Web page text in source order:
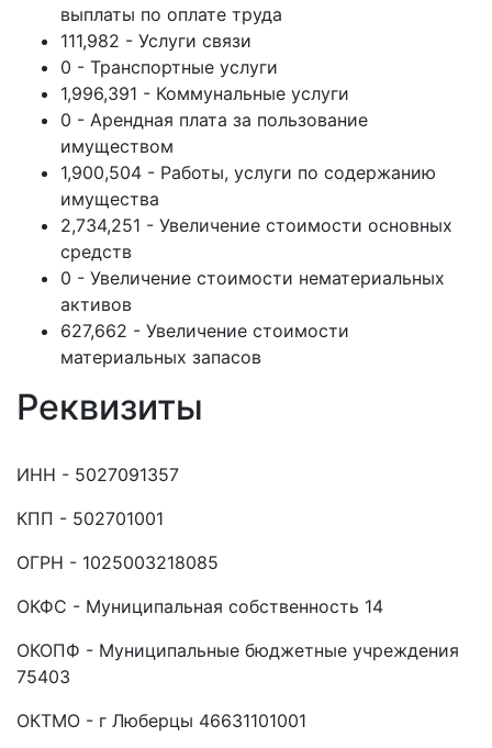
выплаты по оплате труда
111,982 - Услуги связи
0 - Транспортные услуги
1,996,391 - Коммунальные услуги
0 - Арендная плата за пользование
имуществом
1,900,504 - Работы, услуги по содержанию
имущества
2,734,251 - Увеличение стоимости основных
средств
0 - Увеличение стоимости нематериальных
активов
627,662 - Увеличение стоимости
материальных запасов
Реквизиты
ИНН - 5027091357
КПП - 502701001
ОГРН - 1025003218085
ОКФС - Муниципальная собственность 14
ОКОПФ - Муниципальные бюджетные учреждения
75403
ОКТМО - г Люберцы 46631101001